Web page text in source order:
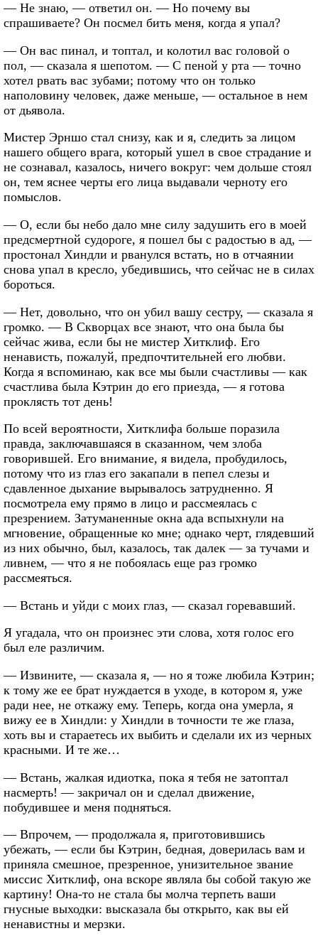
— Не знаю, — ответил он. — Но почему вы
спрашиваете? Он посмел бить меня, когда я упал?
— Он вас пинал, и топтал, и колотил вас головой о
пол, — сказала я шепотом. — С пеной у рта — точно
хотел рвать вас зубами; потому что он только
наполовину человек, даже меньше, — остальное в нем
от дьявола.
Мистер Эрншо стал снизу, как и я, следить за лицом
нашего общего врага, который ушел в свое страдание и
не сознавал, казалось, ничего вокруг: чем дольше стоял
он, тем яснее черты его лица выдавали черноту его
помыслов.
— О, если бы небо дало мне силу задушить его в моей
предсмертной судороге, я пошел бы с радостью в ад, —
простонал Хиндли и рванулся встать, но в отчаянии
снова упал в кресло, убедившись, что сейчас не в силах
бороться.
— Нет, довольно, что он убил вашу сестру, — сказала я
громко. — В Скворцах все знают, что она была бы
сейчас жива, если бы не мистер Хитклиф. Его
ненависть, пожалуй, предпочтительней его любви.
Когда я вспоминаю, как все мы были счастливы — как
счастлива была Кэтрин до его приезда, — я готова
проклясть тот день!
По всей вероятности, Хитклифа больше поразила
правда, заключавшаяся в сказанном, чем злоба
говорившей. Его внимание, я видела, пробудилось,
потому что из глаз его закапали в пепел слезы и
сдавленное дыхание вырывалось затрудненно. Я
посмотрела ему прямо в лицо и рассмеялась с
презрением. Затуманенные окна ада вспыхнули на
мгновение, обращенные ко мне; однако черт, глядевший
из них обычно, был, казалось, так далек — за тучами и
ливнем, — что я не побоялась еще раз громко
рассмеяться.
— Встань и уйди с моих глаз, — сказал горевавший.
Я угадала, что он произнес эти слова, хотя голос его
был еле различим.
— Извините, — сказала я, — но я тоже любила Кэтрин;
к тому же ее брат нуждается в уходе, в котором я, уже
ради нее, не откажу ему. Теперь, когда она умерла, я
вижу ее в Хиндли: у Хиндли в точности те же глаза,
хоть вы и стараетесь их выбить и сделали их из черных
красными. И те же…
— Встань, жалкая идиотка, пока я тебя не затоптал
насмерть! — закричал он и сделал движение,
побудившее и меня подняться.
— Впрочем, — продолжала я, приготовившись
убежать, — если бы Кэтрин, бедная, доверилась вам и
приняла смешное, презренное, унизительное звание
миссис Хитклиф, она вскоре являла бы собой такую же
картину! Она-то не стала бы молча терпеть ваши
гнусные выходки: высказала бы открыто, как вы ей
ненавистны и мерзки.